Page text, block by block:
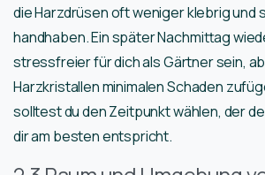
die Harzdrüsen oft weniger klebrig und
handhaben. Ein später Nachmittag
stressfreier für dich als Gärtner sein,
Harzkristallen minimalen Schaden
solltest du den Zeitpunkt wählen, der
dir am besten entspricht.